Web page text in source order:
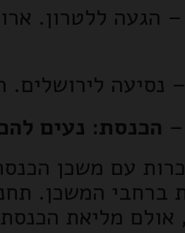
– הגעה ללטרון.
– נסיעה
– הכנסת: נעים
עם משכן
ברחבי המשכן.
מליאת הכנסת